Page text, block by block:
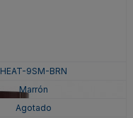
HEAT-9SM-BRN
Marrón
Agotado